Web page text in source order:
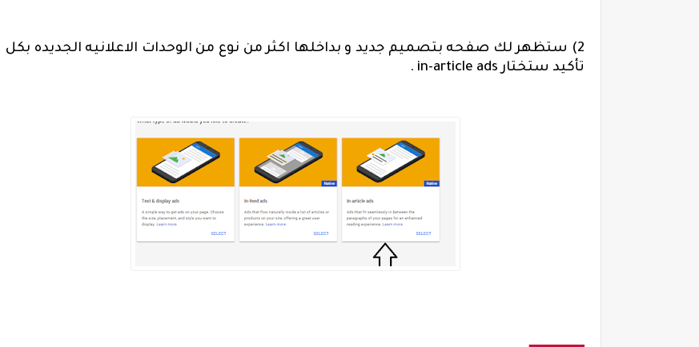
2) ستظهر لك صفحه بتصميم جديد و بداخلها اكثر من نوع من الوحدات الاعلانيه الجديده بكل
تأكيد ستختارin-article ads
.